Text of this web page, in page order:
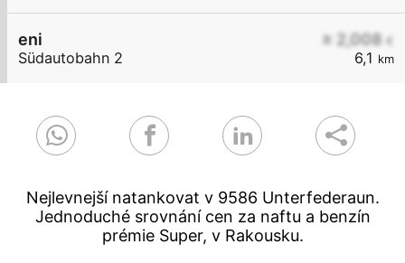
≥ 2,008 €
6,1 km
eni
Südautobahn 2
Nejlevnejší natankovat v 9586 Unterfederaun.
Jednoduché srovnání cen za naftu a benzín
prémie Super, v Rakousku.